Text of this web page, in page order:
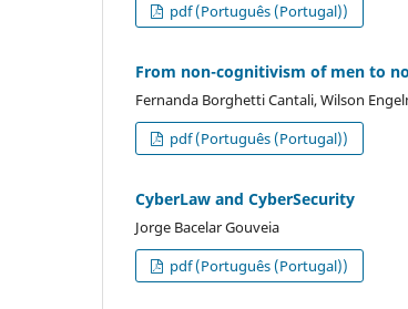
pdf (Português (Portugal))
From non-cognitivism of men to
Fernanda Borghetti Cantali, Wilson
pdf (Português (Portugal))
CyberLaw and CyberSecurity
Jorge Bacelar Gouveia
pdf (Português (Portugal))